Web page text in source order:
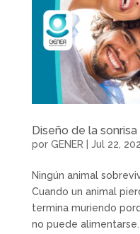
Diseño de la sonrisa
por GENER Jul 22,
Ningún animal
Cuando un animal
termina muriendo
no puede